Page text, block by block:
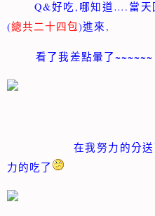
Q&好吃 , 哪知道…. 當天
(總共二十四包)進來 ,
看了我差點暈了~~~~~~
在我努力的分送
力的吃了